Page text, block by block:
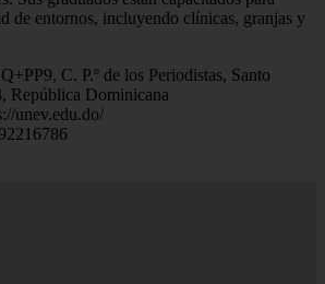
de entornos, incluyendo clínicas, granjas y
C. P.º de los Periodistas, Santo
República Dominicana
unev.edu.do/